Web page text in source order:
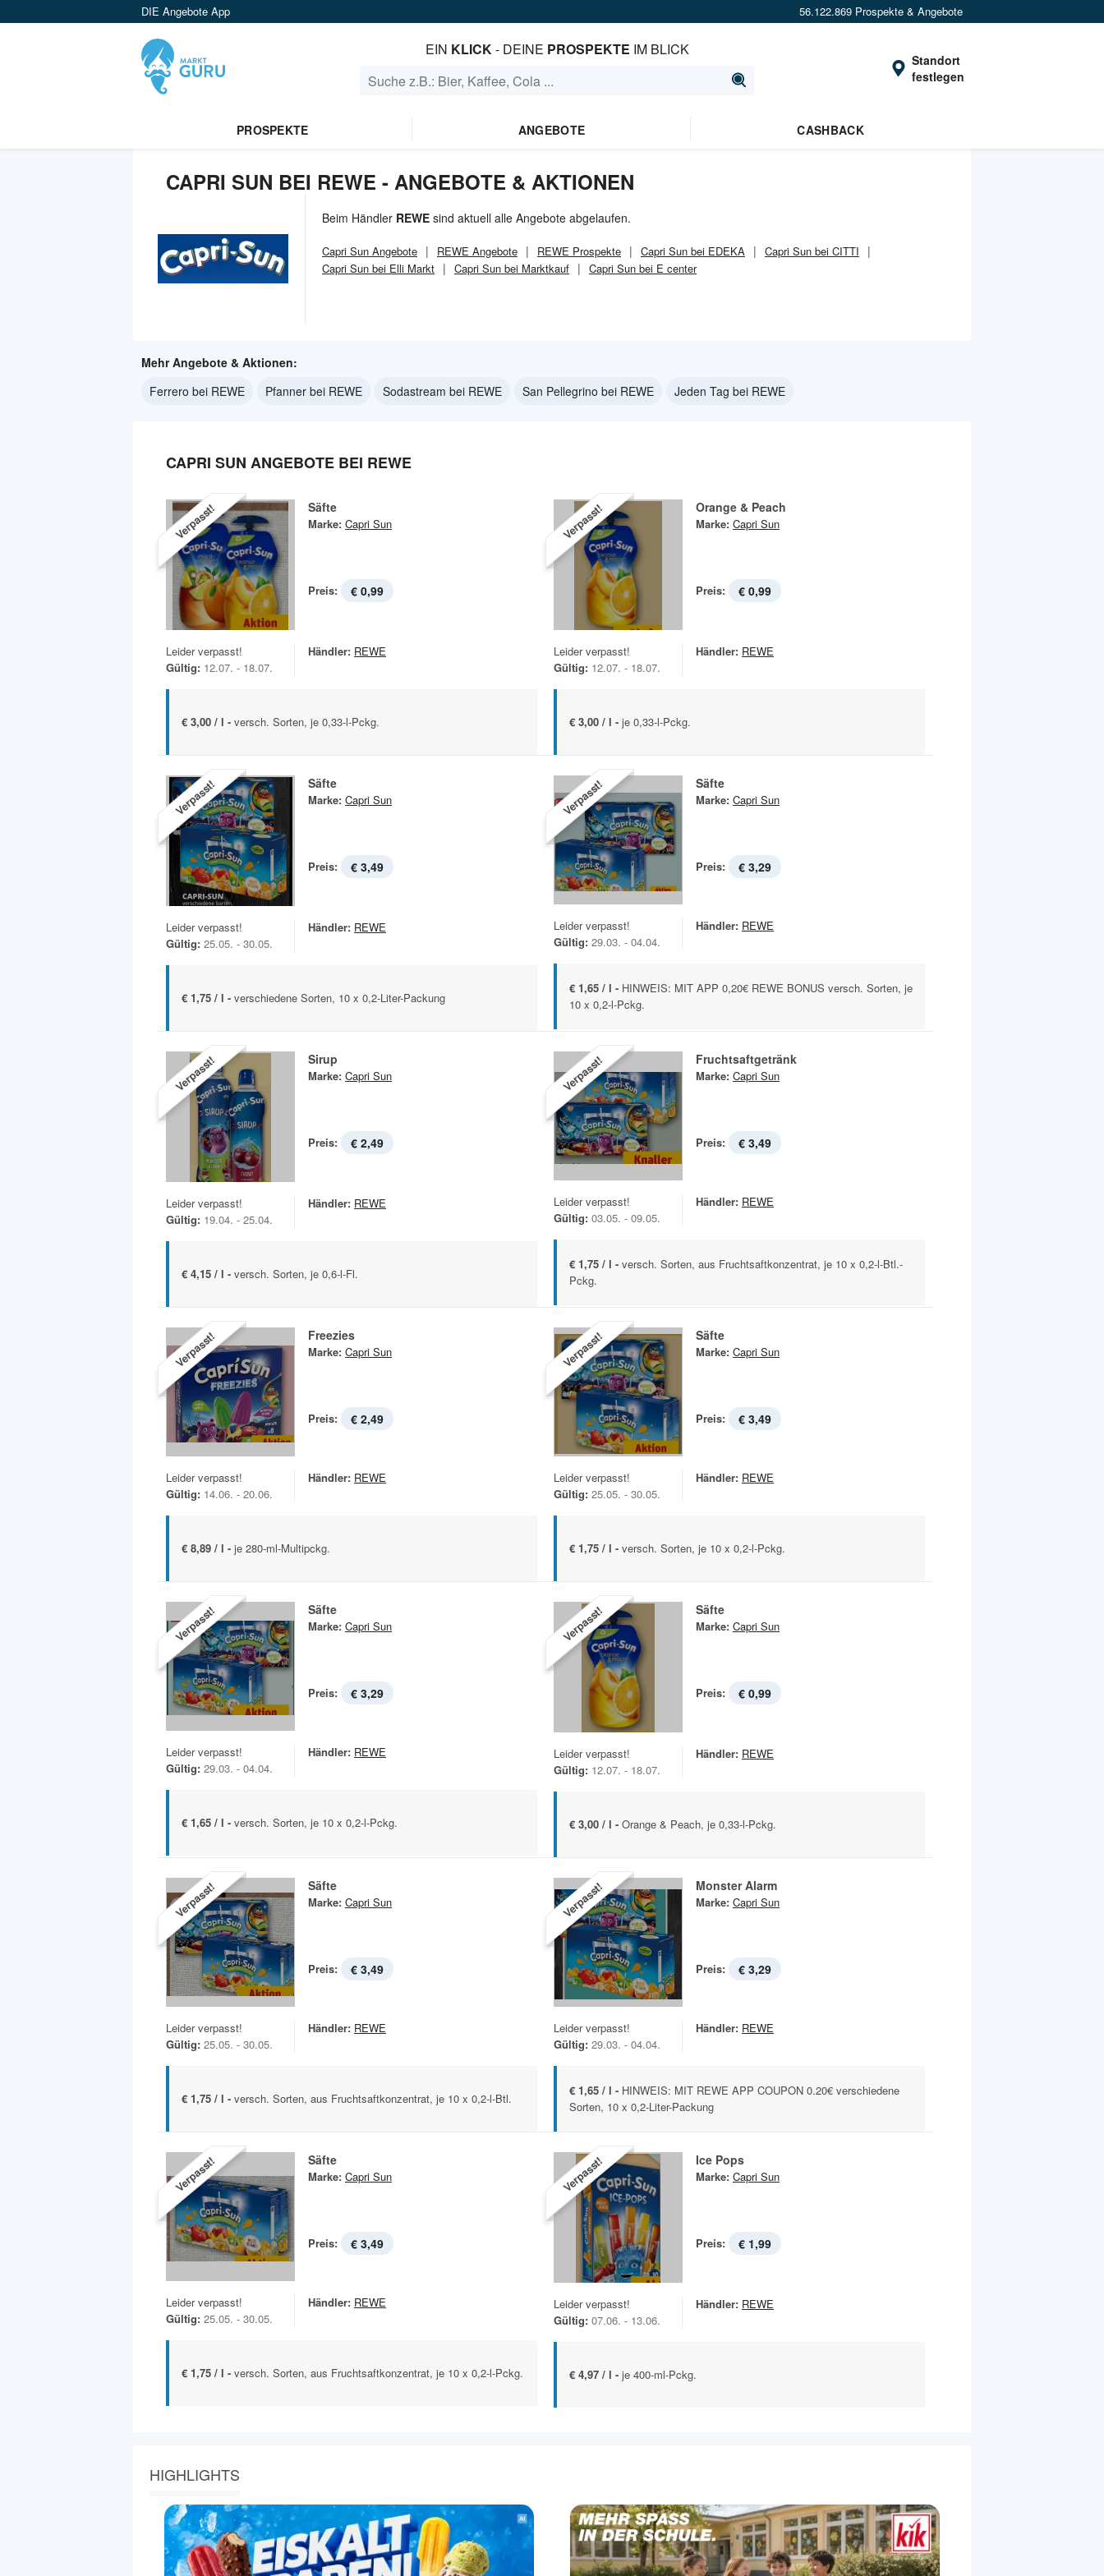
DIE Angebote App 56.122.869 Prospekte & Angebote
EIN KLICK- DEINE PROSPEKTE IM BLICK
Standort
festlegen
PROSPEKTE ANGEBOTE CASHBACK
CAPRI SUN BEI REWE - ANGEBOTE & AKTIONEN
Beim Händler REWE sind aktuell alle Angebote abgelaufen.
Capri Sun Angebote REWE Angebote REWE Prospekte Capri Sun bei EDEKA
Capri Sun bei CITTI
Capri Sun bei Elli Markt
Capri Sun bei Marktkauf Capri Sun bei E center
Mehr Angebote & Aktionen:
Ferrero bei REWE
Pfanner bei REWE Sodastream bei REWE San Pellegrino bei REWE Jeden Tag bei REWE
CAPRI SUN ANGEBOTE BEI REWE
Verpasst! Säfte
Marke: Capri Sun
Preis: € 0,99
Leider verpasst!
Gültig: 12.07. - 18.07.
Händler: REWE
€ 3,00 / l - versch. Sorten, je 0,33-l-Pckg.
Verpasst! Orange & Peach
Marke: Capri Sun
Preis: € 0,99
Leider verpasst!
Gültig: 12.07. - 18.07.
Händler: REWE
€ 3,00 / l - je 0,33-l-Pckg.
Verpasst! Säfte
Marke: Capri Sun
Preis: € 3,49
Leider verpasst!
Gültig: 25.05. - 30.05.
Händler: REWE
€ 1,75 / l - verschiedene Sorten, 10 x 0,2-Liter-Packung
Verpasst! Säfte
Marke: Capri Sun
Preis: € 3,29
Leider verpasst!
Gültig: 29.03. - 04.04.
Händler: REWE
€ 1,65 / l - HINWEIS: MIT APP 0,20€ REWE BONUS versch. Sorten, je
10 x 0,2-l-Pckg.
Verpasst! Sirup
Marke: Capri Sun
Preis: € 2,49
Leider verpasst!
Gültig: 19.04. - 25.04.
Händler: REWE
€ 4,15 / l - versch. Sorten, je 0,6-l-Fl.
Verpasst! Fruchtsaftgetränk
Marke: Capri Sun
Preis: € 3,49
Leider verpasst!
Gültig: 03.05. - 09.05.
Händler: REWE
€ 1,75 / l - versch. Sorten, aus Fruchtsaftkonzentrat, je 10 x 0,2-l-Btl.-
Pckg.
Verpasst! Freezies
Marke: Capri Sun
Preis: € 2,49
Leider verpasst!
Gültig: 14.06. - 20.06.
Händler: REWE
€ 8,89 / l - je 280-ml-Multipckg.
Verpasst! Säfte
Marke: Capri Sun
Preis: € 3,49
Leider verpasst!
Gültig: 25.05. - 30.05.
Händler: REWE
€ 1,75 / l - versch. Sorten, je 10 x 0,2-l-Pckg.
Verpasst! Säfte
Marke: Capri Sun
Preis: € 3,29
Leider verpasst!
Gültig: 29.03. - 04.04.
Händler: REWE
€ 1,65 / l - versch. Sorten, je 10 x 0,2-l-Pckg.
Verpasst! Säfte
Marke: Capri Sun
Preis: € 0,99
Leider verpasst!
Gültig: 12.07. - 18.07.
Händler: REWE
€ 3,00 / l - Orange & Peach, je 0,33-l-Pckg.
Verpasst! Säfte
Marke: Capri Sun
Preis: € 3,49
Leider verpasst!
Gültig: 25.05. - 30.05.
Händler: REWE
€ 1,75 / l - versch. Sorten, aus Fruchtsaftkonzentrat, je 10 x 0,2-l-Btl.
Verpasst! Monster Alarm
Marke: Capri Sun
Preis: € 3,29
Leider verpasst!
Gültig: 29.03. - 04.04.
Händler: REWE
€ 1,65 / l - HINWEIS: MIT REWE APP COUPON 0.20€ verschiedene
Sorten, 10 x 0,2-Liter-Packung
Verpasst! Säfte
Marke: Capri Sun
Preis: € 3,49
Leider verpasst!
Gültig: 25.05. - 30.05.
Händler: REWE
€ 1,75 / l - versch. Sorten, aus Fruchtsaftkonzentrat, je 10 x 0,2-l-Pckg.
Verpasst! Ice Pops
Marke: Capri Sun
Preis: € 1,99
Leider verpasst!
Gültig: 07.06. - 13.06.
Händler: REWE
€ 4,97 / l - je 400-ml-Pckg.
HIGHLIGHTS